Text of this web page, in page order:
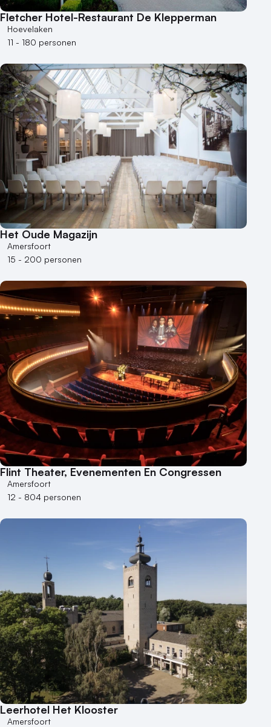
Fletcher Hotel-Restaurant De Klepperman
Hoevelaken
11 - 180 personen
Het Oude Magazijn
Amersfoort
15 - 200 personen
Flint Theater, Evenementen En Congressen
Amersfoort
12 - 804 personen
Leerhotel Het Klooster
Amersfoort